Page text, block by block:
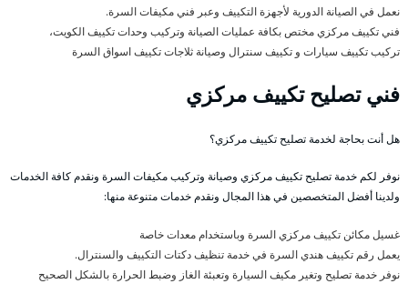
نعمل في الصيانة الدورية لأجهزة التكييف وعبر فني مكيفات السرة.
فني تكييف مركزي مختص بكافة عمليات الصيانة وتركيب وحدات تكييف الكويت،
تركيب تكييف سيارات و تكييف سنترال وصيانة ثلاجات تكييف اسواق السرة
فني تصليح تكييف مركزي
هل أنت بحاجة لخدمة تصليح تكييف مركزي؟
نوفر لكم خدمة تصليح تكييف مركزي وصيانة وتركيب مكيفات السرة ونقدم كافة الخدمات
ولدينا أفضل المتخصصين في هذا المجال ونقدم خدمات متنوعة منها:
غسيل مكائن تكييف مركزي السرة وباستخدام معدات خاصة
يعمل رقم تكييف هندي السرة في خدمة تنظيف دكتات التكييف والسنترال.
نوفر خدمة تصليح وتغير مكيف السيارة وتعبئة الغاز وضبط الحرارة بالشكل الصحيح